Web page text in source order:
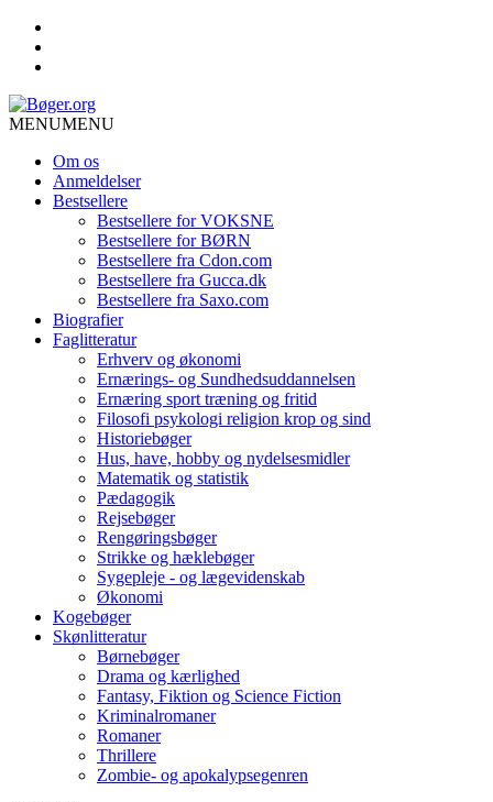
MENUMENU
Om os
Anmeldelser
Bestsellere
Bestsellere for VOKSNE
Bestsellere for BØRN
Bestsellere fra Cdon.com
Bestsellere fra Gucca.dk
Bestsellere fra Saxo.com
Biografier
Faglitteratur
Erhverv og økonomi
Ernærings- og Sundhedsuddannelsen
Ernæring sport træning og fritid
Filosofi psykologi religion krop og sind
Historiebøger
Hus, have, hobby og nydelsesmidler
Matematik og statistik
Pædagogik
Rejsebøger
Rengøringsbøger
Strikke og hæklebøger
Sygepleje - og lægevidenskab
Økonomi
Kogebøger
Skønlitteratur
Børnebøger
Drama og kærlighed
Fantasy, Fiktion og Science Fiction
Kriminalromaner
Romaner
Thrillere
Zombie- og apokalypsegenren